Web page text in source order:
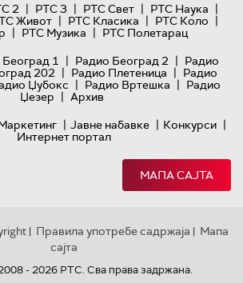
2 | РТС 3 | РТС Свет | РТС Наука |
Живот | РТС Класика | РТС Коло |
| РТС Музика | РТС Полетарац
1 | Радио Београд 2 | Радио
202 | Радио Плетеница | Радио
Џубокс | Радио Вртешка | Радио
Џезер | Архив
| Јавне набавке | Конкурси |
Интернет портал
МАПА САЈТА
| Правила употребе садржаја | Мапа
сајта
- 2026 РТС. Сва права задржана.